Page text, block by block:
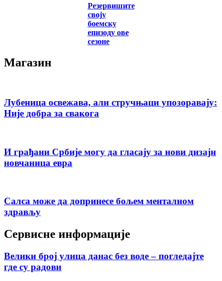
Резервишите
своју
боемску
епизоду ове
сезоне
Магазин
Лубеница освежава, али стручњаци упозоравају:
Није добра за свакога
И грађани Србије могу да гласају за нови дизајн
новчаница евра
Салса може да допринесе бољем менталном
здрављу
Сервисне информације
Велики број улица данас без воде – погледајте
где су радови